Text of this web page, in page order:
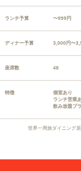
ランチ予算 〜999円
ディナー予算 3,000円〜
座席数 48
特徴
個室あり
ランチ営業
飲み放題プ
世界一周旅ダイニング